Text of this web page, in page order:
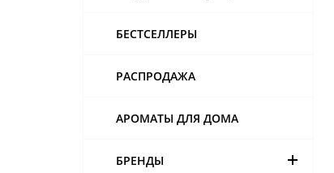
БЕСТСЕЛЛЕРЫ
РАСПРОДАЖА
АРОМАТЫ ДЛЯ ДОМА
БРЕНДЫ